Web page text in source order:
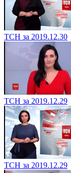
ТСН за 2019.12.30
ТСН за 2019.12.29
ТСН за 2019.12.29